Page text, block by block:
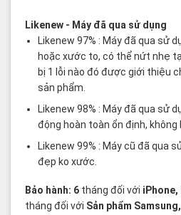
Likenew- Máy đã qua sử dụng
Likenew 97% : Máy đã qua sử
hoặc xước to, có thể nứt nhẹ
bị 1 lỗi nào đó được giới thiệu
sản phẩm.
Likenew 98% : Máy đã qua sử
động hoàn toàn ổn định, không
Likenew 99% : Máy cũ đã qua
đẹp ko xước.
Bảo hành: 6 tháng đối với iPhone,
tháng đối với Sản phẩm